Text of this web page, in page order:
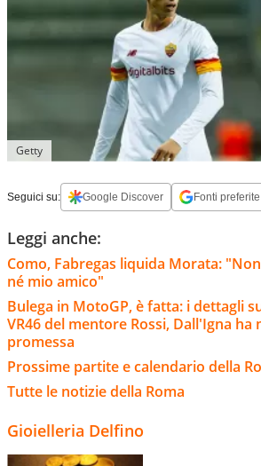
Getty
Seguici su: Google Discover Fonti preferite
Leggi anche:
Como, Fabregas liquida Morata:
né mio amico"
Bulega in MotoGP, è fatta: i dettagli
VR46 del mentore Rossi, Dall'Igna ha
promessa
Prossime partite e calendario della
Tutte le notizie della Roma
Gioielleria Delfino